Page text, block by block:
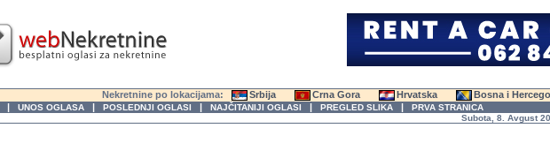
Nekretnine po lokacijama: Srbija Crna Gora Hrvatska Bosna i
| UNOS OGLASA | POSLEDNJI OGLASI | NAJČITANIJI OGLASI | PREGLED SLIKA | PRVA STRANICA
Subota, 8. Avgust 2026.